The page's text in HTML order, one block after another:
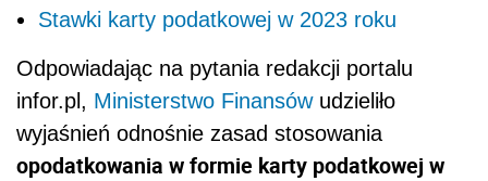
Stawki karty podatkowej w 2023 roku
Odpowiadając na pytania redakcji portalu
infor.pl, Ministerstwo Finansówudzieliło
wyjaśnień odnośnie zasad stosowania
opodatkowania w formie karty podatkowej w